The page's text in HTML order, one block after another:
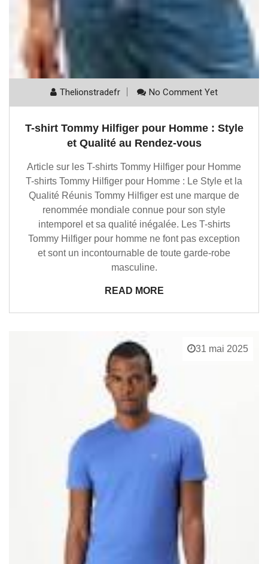
Thelionstradefr No Comment Yet
T-shirt Tommy Hilfiger pour Homme : Style
et Qualité au Rendez-vous
Article sur les T-shirts Tommy Hilfiger pour Homme
T-shirts Tommy Hilfiger pour Homme : Le Style et la
Qualité Réunis Tommy Hilfiger est une marque de
renommée mondiale connue pour son style
intemporel et sa qualité inégalée. Les T-shirts
Tommy Hilfiger pour homme ne font pas exception
et sont un incontournable de toute garde-robe
masculine.
READ MORE
31 mai 2025